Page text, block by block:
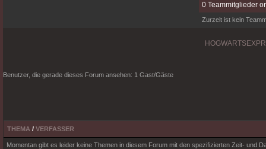
0 Teammitglieder
Zurzeit ist kein
Benutzer, die gerade dieses Forum ansehen: 1 Gast/Gäste
THEMA / VERFASSER
Momentan gibt es leider keine Themen in diesem Forum mit den spezifizierten Zeit- und